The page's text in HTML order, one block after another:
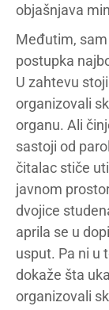
objašnjava
Međutim,
postupka
U zahtevu
organizovali
organu. Ali
sastoji od
čitalac stiče
javnom
dvojice
aprila se u
usput. Pa ni u
dokaže šta
organizovali